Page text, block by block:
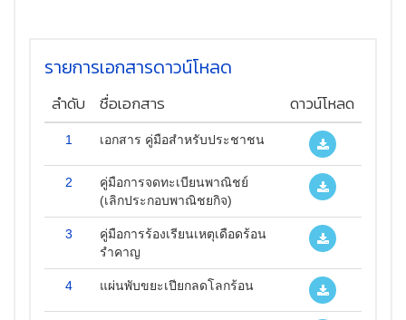
รายการเอกสารดาวน์โหลด
ลำดับ ชื่อเอกสาร ดาวน์โหลด
1 เอกสาร คู่มือสำหรับประชาชน
2
คู่มือการจดทะเบียนพาณิชย์
(เลิกประกอบพาณิชยกิจ)
3
คู่มือการร้องเรียนเหตุเดือดร้อน
รำคาญ
4 แผ่นพับขยะเปียกลดโลกร้อน